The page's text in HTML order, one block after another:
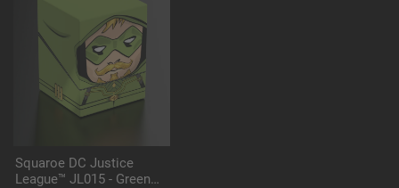
Squaroe DC Justice
League™ JL015 - Green